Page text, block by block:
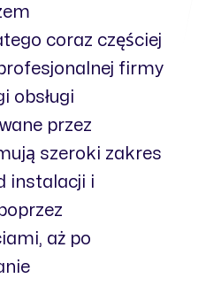
coraz częściej
firmy
obsługi
przez
szeroki zakres
instalacji i
aż po